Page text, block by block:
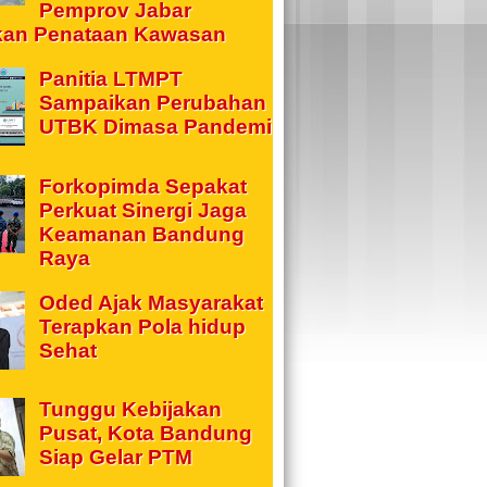
Pemprov Jabar
Penataan Kawasan
Panitia LTMPT
Sampaikan Perubahan
UTBK Dimasa Pandemi
Forkopimda Sepakat
Perkuat Sinergi Jaga
Keamanan Bandung
Raya
Oded Ajak Masyarakat
Terapkan Pola hidup
Sehat
Tunggu Kebijakan
Pusat, Kota Bandung
Siap Gelar PTM